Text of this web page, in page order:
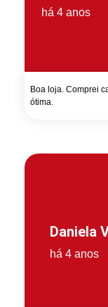
há 4 anos
Boa loja. Comprei
ótima.
Daniela
há 4 anos